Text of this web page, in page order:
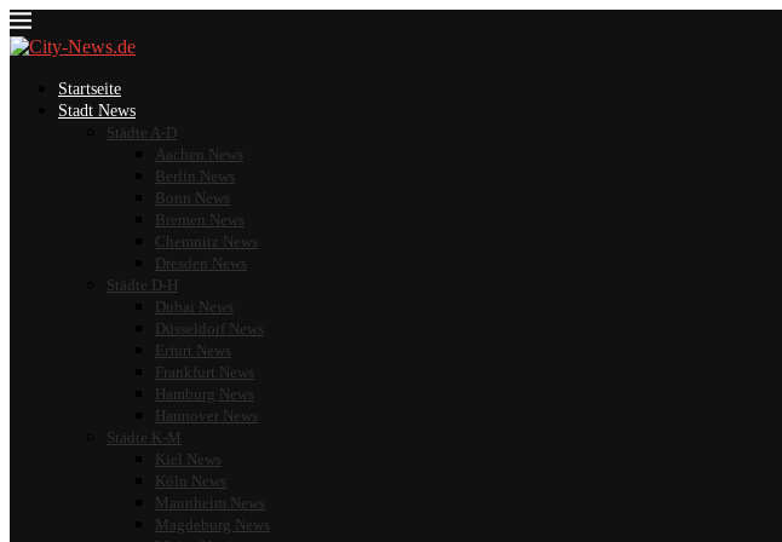
Startseite
Stadt News
Städte A-D
Aachen News
Berlin News
Bonn News
Bremen News
Chemnitz News
Dresden News
Städte D-H
Dubai News
Düsseldorf News
Erfurt News
Frankfurt News
Hamburg News
Hannover News
Städte K-M
Kiel News
Köln News
Mannheim News
Magdeburg News